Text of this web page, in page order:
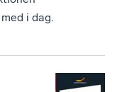
i dag.